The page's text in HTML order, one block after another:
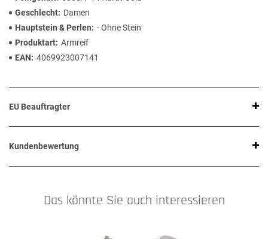
Geschlecht
Damen
Hauptstein & Perlen
- Ohne Stein
Produktart Armreif
EAN
4069923007141
EU Beauftragter
Kundenbewertung
Das könnte Sie auch interessieren